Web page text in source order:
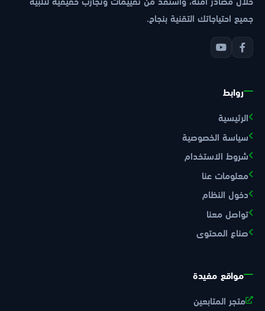
جميع احتياجاتك التقنية بنجاح.
روابط
الرئيسية
سياسة الخصوصية
شروط الاستخدام
معلومات عنا
دخول النظام
تواصل معنا
صناع المحتوى
مواقع مفيدة
متجر المتابعين